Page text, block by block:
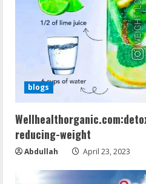
blogs
reducing-weight
Abdullah April 23, 2023